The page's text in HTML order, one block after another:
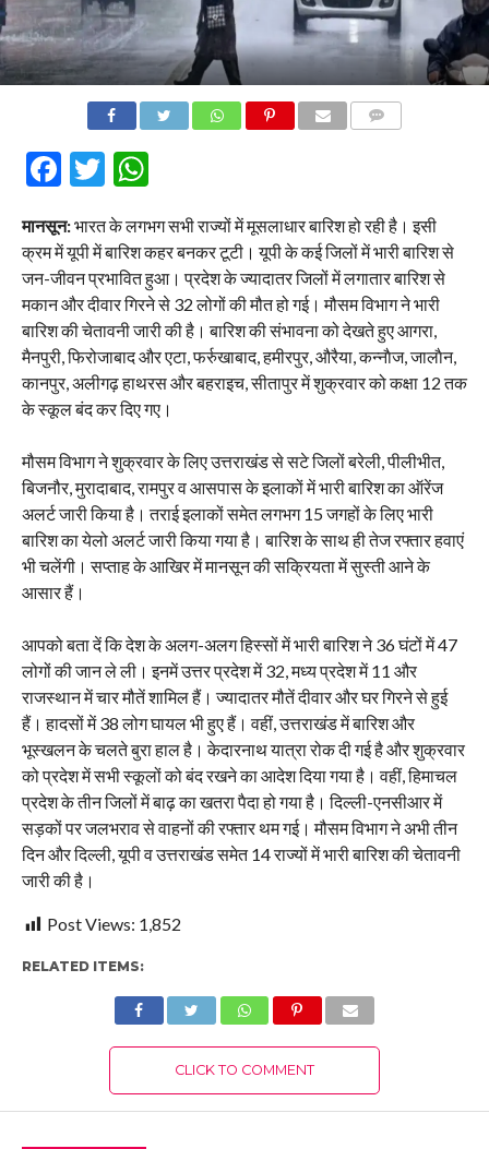
Facebook
Twitter
WhatsApp
मानसून:भारत के लगभग सभी राज्यों में मूसलाधार बारिश हो रही है। इसी
क्रम में यूपी में बारिश कहर बनकर टूटी। यूपी के कई जिलों में भारी बारिश से
जन-जीवन प्रभावित हुआ। प्रदेश के ज्यादातर जिलों में लगातार बारिश से
मकान और दीवार गिरने से 32 लोगों की मौत हो गई। मौसम विभाग ने भारी
बारिश की चेतावनी जारी की है। बारिश की संभावना को देखते हुए आगरा,
मैनपुरी, फिरोजाबाद और एटा, फर्रुखाबाद, हमीरपुर, औरैया, कन्नाैज, जालाैन,
कानपुर, अलीगढ़ हाथरस और बहराइच, सीतापुर में शुक्रवार को कक्षा 12 तक
के स्कूल बंद कर दिए गए।
मौसम विभाग ने शुक्रवार के लिए उत्तराखंड से सटे जिलों बरेली, पीलीभीत,
बिजनौर, मुरादाबाद, रामपुर व आसपास के इलाकों में भारी बारिश का ऑरेंज
अलर्ट जारी किया है। तराई इलाकों समेत लगभग 15 जगहों के लिए भारी
बारिश का येलो अलर्ट जारी किया गया है। बारिश के साथ ही तेज रफ्तार हवाएं
भी चलेंगी। सप्ताह के आखिर में मानसून की सक्रियता में सुस्ती आने के
आसार हैं।
आपको बता दें कि देश के अलग-अलग हिस्सों में भारी बारिश ने 36 घंटों में 47
लोगों की जान ले ली। इनमें उत्तर प्रदेश में 32, मध्य प्रदेश में 11 और
राजस्थान में चार मौतें शामिल हैं। ज्यादातर मौतें दीवार और घर गिरने से हुई
हैं। हादसों में 38 लोग घायल भी हुए हैं। वहीं, उत्तराखंड में बारिश और
भूस्खलन के चलते बुरा हाल है। केदारनाथ यात्रा रोक दी गई है और शुक्रवार
को प्रदेश में सभी स्कूलों को बंद रखने का आदेश दिया गया है। वहीं, हिमाचल
प्रदेश के तीन जिलों में बाढ़ का खतरा पैदा हो गया है। दिल्ली-एनसीआर में
सड़कों पर जलभराव से वाहनों की रफ्तार थम गई। मौसम विभाग ने अभी तीन
दिन और दिल्ली, यूपी व उत्तराखंड समेत 14 राज्यों में भारी बारिश की चेतावनी
जारी की है।
Post Views: 1,852
RELATED ITEMS:
CLICK TO COMMENT